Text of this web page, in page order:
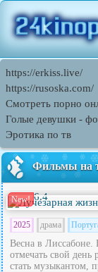
https://erkiss.live/
https://rusoska.com/
Смотреть порно
Голые девушки -
Эротика по тв
Фильмы на
New! 6.4
2025 драма
Весна в Лиссабоне.
отмечать свой
стать музыкантом,